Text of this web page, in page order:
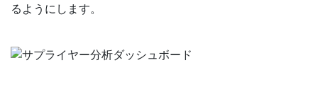
るようにします。